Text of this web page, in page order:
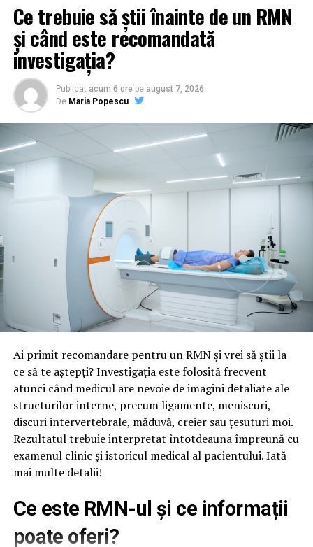
Ce trebuie să știi înainte de un RMN
și când este recomandată
investigația?
Publicat acum 6 ore pe august 7, 2026
De Maria Popescu
Ai primit recomandare pentru un RMN și vrei să știi la
ce să te aștepți? Investigația este folosită frecvent
atunci când medicul are nevoie de imagini detaliate ale
structurilor interne, precum ligamente, meniscuri,
discuri intervertebrale, măduvă, creier sau țesuturi moi.
Rezultatul trebuie interpretat întotdeauna împreună cu
examenul clinic și istoricul medical al pacientului. Iată
mai multe detalii!
Ce este RMN-ul și ce informații
poate oferi?